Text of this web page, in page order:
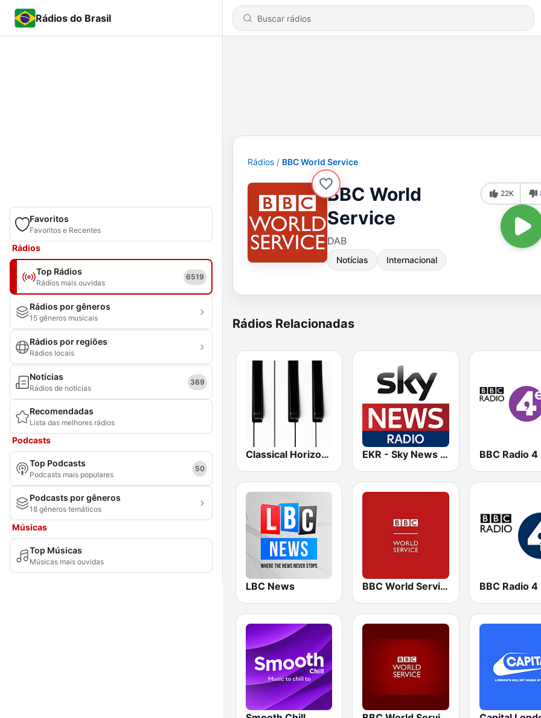
Rádios do Brasil
Favoritos
Favoritos e Recentes
Rádios
Top Rádios
Rádios mais ouvidas
6519
Rádios por gêneros
15 gêneros musicais
Rádios por regiões
Rádios locais
Notícias
Rádios de notícias
369
Recomendadas
Lista das melhores rádios
Podcasts
Top Podcasts
Podcasts mais populares
50
Podcasts por gêneros
18 gêneros temáticos
Músicas
Top Músicas
Músicas mais ouvidas
Rádios BBC World Service
BBC World
Service
DAB
Notícias Internacional
22K
Rádios Relacionadas
Classical Horizon Radio (International) EKR - Sky News Radio BBC Radio 4
LBC News BBC World Service for Africa BBC Radio 4